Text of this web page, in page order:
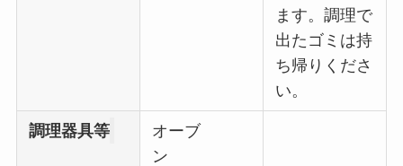
ます。調理で
出たゴミは持
ち帰りくださ
い。
調理器具等
オーブ
ン